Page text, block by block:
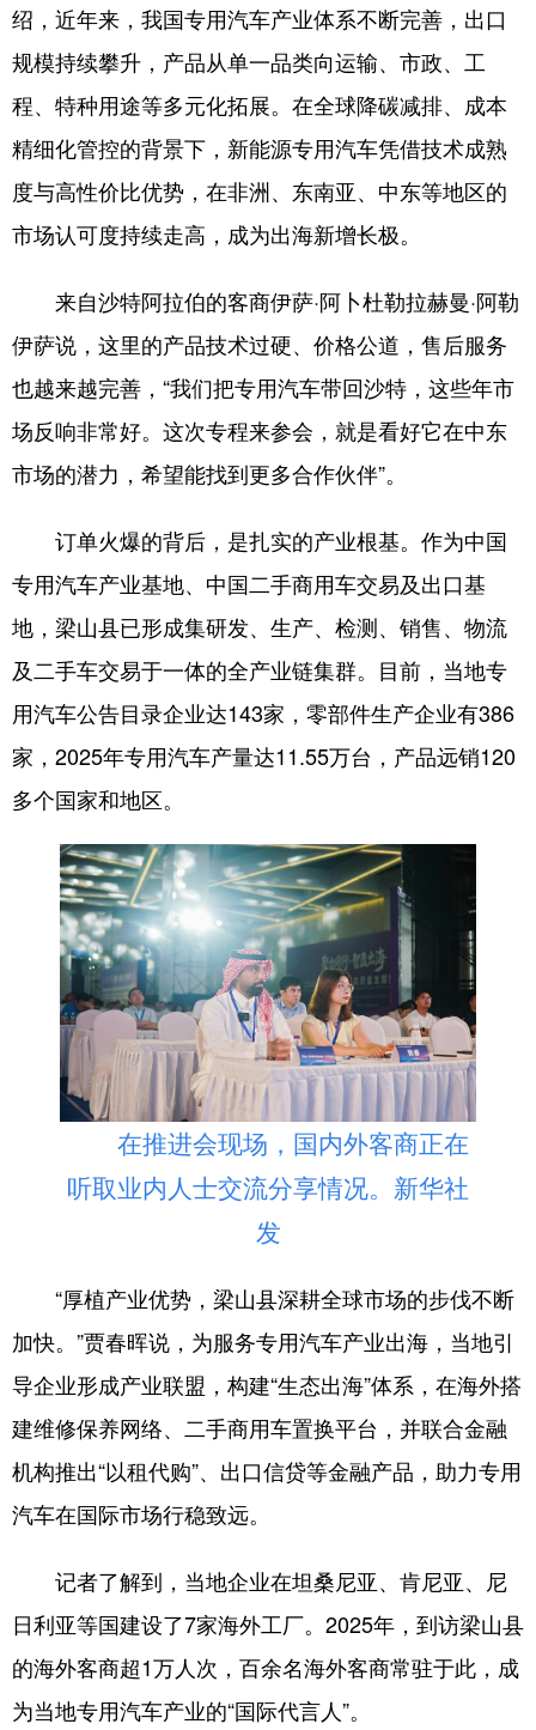
绍，近年来，我国专用汽车产业体系不断完善，出口
规模持续攀升，产品从单一品类向运输、市政、工
程、特种用途等多元化拓展。在全球降碳减排、成本
精细化管控的背景下，新能源专用汽车凭借技术成熟
度与高性价比优势，在非洲、东南亚、中东等地区的
市场认可度持续走高，成为出海新增长极。
来自沙特阿拉伯的客商伊萨·阿卜杜勒拉赫曼·阿勒
伊萨说，这里的产品技术过硬、价格公道，售后服务
也越来越完善，“我们把专用汽车带回沙特，这些年市
场反响非常好。这次专程来参会，就是看好它在中东
市场的潜力，希望能找到更多合作伙伴”。
订单火爆的背后，是扎实的产业根基。作为中国
专用汽车产业基地、中国二手商用车交易及出口基
地，梁山县已形成集研发、生产、检测、销售、物流
及二手车交易于一体的全产业链集群。目前，当地专
用汽车公告目录企业达143家，零部件生产企业有386
家，2025年专用汽车产量达11.55万台，产品远销120
多个国家和地区。
在推进会现场，国内外客商正在
听取业内人士交流分享情况。新华社
发
“厚植产业优势，梁山县深耕全球市场的步伐不断
加快。”贾春晖说，为服务专用汽车产业出海，当地引
导企业形成产业联盟，构建“生态出海”体系，在海外搭
建维修保养网络、二手商用车置换平台，并联合金融
机构推出“以租代购”、出口信贷等金融产品，助力专用
汽车在国际市场行稳致远。
记者了解到，当地企业在坦桑尼亚、肯尼亚、尼
日利亚等国建设了7家海外工厂。2025年，到访梁山县
的海外客商超1万人次，百余名海外客商常驻于此，成
为当地专用汽车产业的“国际代言人”。